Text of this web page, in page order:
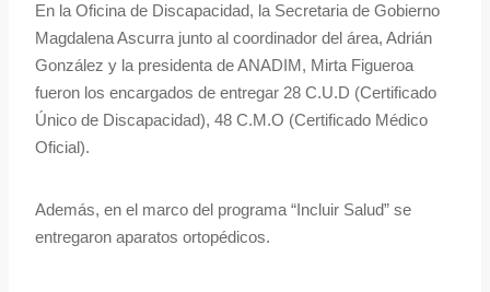
En la Oficina de Discapacidad, la Secretaria de Gobierno
Magdalena Ascurra junto al coordinador del área, Adrián
González y la presidenta de ANADIM, Mirta Figueroa
fueron los encargados de entregar 28 C.U.D (Certificado
Único de Discapacidad), 48 C.M.O (Certificado Médico
Oficial).
Además, en el marco del programa “Incluir Salud” se
entregaron aparatos ortopédicos.